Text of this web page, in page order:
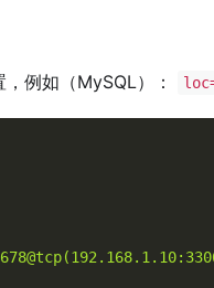
，例如（MySQL）：